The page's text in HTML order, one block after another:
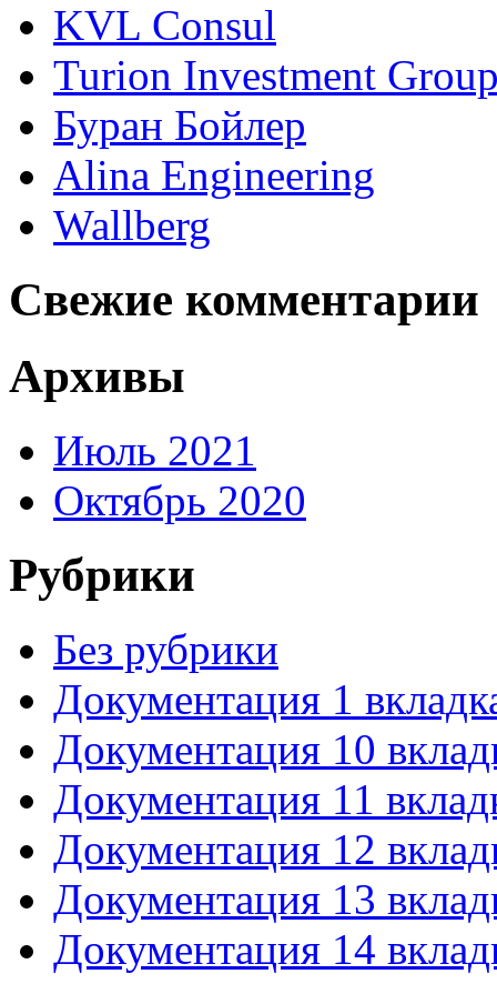
KVL Consul
Turion Investment
Буран Бойлер
Alina Engineering
Wallberg
Свежие комментарии
Архивы
Июль 2021
Октябрь 2020
Рубрики
Без рубрики
Документация 1
Документация 10
Документация 11
Документация 12
Документация 13
Документация 14